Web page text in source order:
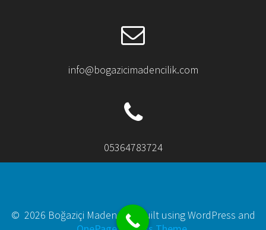
info@bogazicimadencilik.com
05364783724
© 2026 Boğaziçi Madencilik. Built using WordPress and